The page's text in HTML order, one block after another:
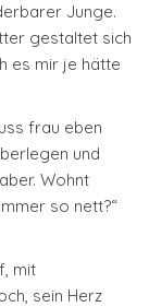
Junge.
gestaltet sich
es mir je hätte
frau eben
und
Wohnt
so nett?“
mit
sein Herz